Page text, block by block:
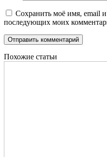
Сохранить моё имя, email и
последующих моих
Похожие статьи